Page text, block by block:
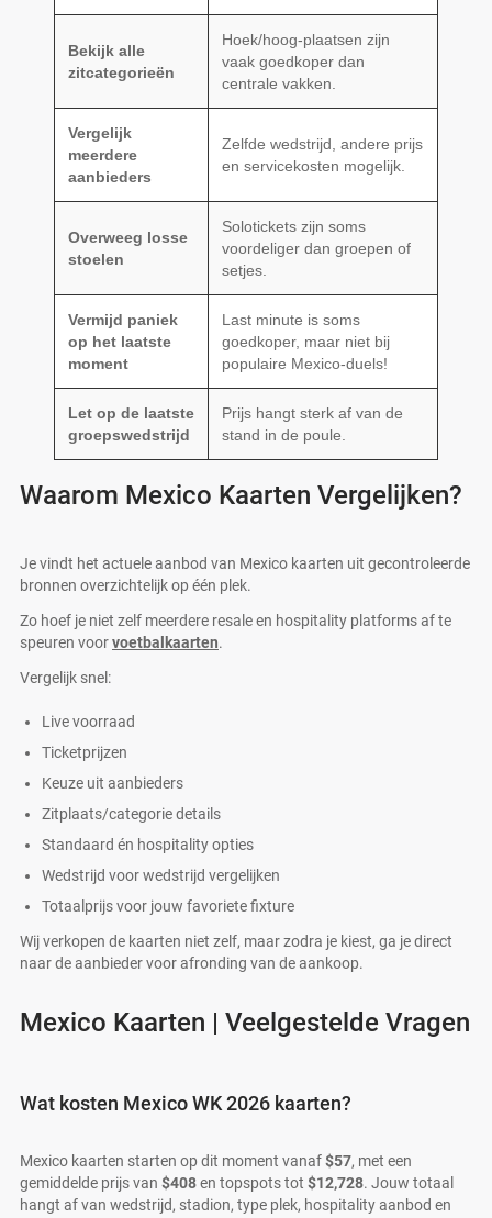
Bekijk alle
zitcategorieën
Hoek/hoog-plaatsen zijn
vaak goedkoper dan
centrale vakken.
Vergelijk
meerdere
aanbieders
Zelfde wedstrijd, andere prijs
en servicekosten mogelijk.
Overweeg losse
stoelen
Solotickets zijn soms
voordeliger dan groepen of
setjes.
Vermijd paniek
op het laatste
moment
Last minute is soms
goedkoper, maar niet bij
populaire Mexico-duels!
Let op de laatste
groepswedstrijd
Prijs hangt sterk af van de
stand in de poule.
Waarom Mexico Kaarten Vergelijken?
Je vindt het actuele aanbod van Mexico kaarten uit gecontroleerde
bronnen overzichtelijk op één plek.
Zo hoef je niet zelf meerdere resale en hospitality platforms af te
speuren voorvoetbalkaarten.
Vergelijk snel:
Live voorraad
Ticketprijzen
Keuze uit aanbieders
Zitplaats/categorie details
Standaard én hospitality opties
Wedstrijd voor wedstrijd vergelijken
Totaalprijs voor jouw favoriete fixture
Wij verkopen de kaarten niet zelf, maar zodra je kiest, ga je direct
naar de aanbieder voor afronding van de aankoop.
Mexico Kaarten | Veelgestelde Vragen
Wat kosten Mexico WK 2026 kaarten?
Mexico kaarten starten op dit moment vanaf$57, met een
gemiddelde prijs van $408en topspots tot $12,728. Jouw totaal
hangt af van wedstrijd, stadion, type plek, hospitality aanbod en